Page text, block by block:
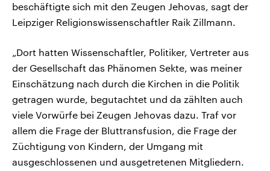
beschäftigte sich mit den Zeugen Jehovas, sagt der
Leipziger Religionswissenschaftler Raik Zillmann.
„Dort hatten Wissenschaftler, Politiker, Vertreter aus
der Gesellschaft das Phänomen Sekte, was meiner
Einschätzung nach durch die Kirchen in die Politik
getragen wurde, begutachtet und da zählten auch
viele Vorwürfe bei Zeugen Jehovas dazu. Traf vor
allem die Frage der Bluttransfusion, die Frage der
Züchtigung von Kindern, der Umgang mit
ausgeschlossenen und ausgetretenen Mitgliedern.